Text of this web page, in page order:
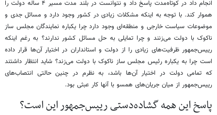
انجام داد در کوتاه‌مدت پاسخ داد و نتوانست در بلند مدت مسیر ۴ ساله دولت را
هموار کند. با توجه به اینکه مشکلات زیادی در کشور وجود دارد و مسائل جدی و
موضوعات سیاست خارجی و منطقه‌ای وجود دارد چرا یکباره نمایندگان مجلس ساز
ناکوک با دولت می‌زنند و چرا تمایلی به حل مسائل کشور ندارند؟ به رغم اینکه
رییس‌جمهور ظرفیت‌های زیادی را از دولت و استانداران در اختیار آن‌ها قرار داده
است چرا به یکباره رئیس مجلس ساز ناکوک با دولت می‌زند؟ شاید انتظار داشتند
که تمامی دولت در اختیار آن‌ها باشد، به نظرم در چنین حالتی انتصاب‌های
رییس‌جمهور از میان جریان‌های همسو با آنها کار عبثی بود.
پاسخ این همه گشاده‌دستی رییس‌جمهور این است؟